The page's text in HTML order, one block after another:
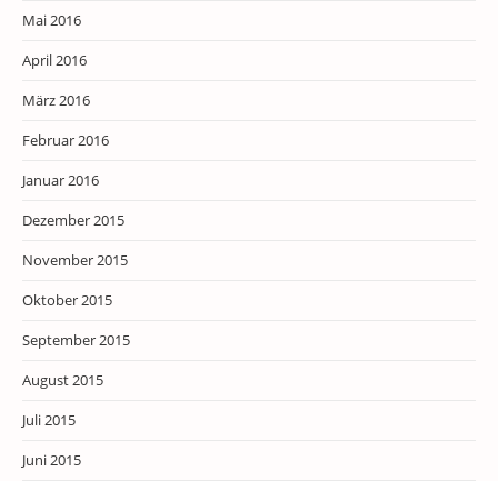
Mai 2016
April 2016
März 2016
Februar 2016
Januar 2016
Dezember 2015
November 2015
Oktober 2015
September 2015
August 2015
Juli 2015
Juni 2015